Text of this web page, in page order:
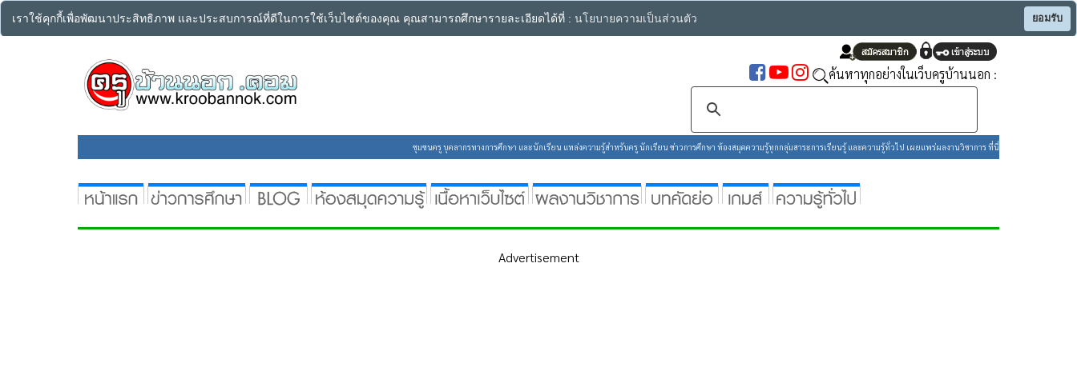
เราใช้คุกกี้เพื่อพัฒนาประสิทธิภาพ และประสบการณ์ที่ดีในการใช้เว็บไซต์ของคุณ คุณสามารถศึกษารายละเอียดได้ที่ : นโยบายความเป็นส่วนตัว ยอมรับ
ค้นหาทุกอย่างในเว็บครูบ้านนอก :
ชุมชนครู บุคลากรทางการศึกษา และนักเรียน แหล่งความรู้สำหรับครู นักเรียน ข่าวการศึกษา ห้องสมุดความรู้ทุกกลุ่มสาระการเรียนรู้ และความรู้ทั่วไป เผยแพร่ผลงานวิชาการ ที่นี่
Advertisement